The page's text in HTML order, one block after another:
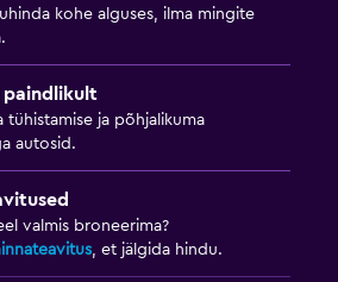
kohe alguses, ilma mingite
paindlikult
tühistamise ja põhjalikuma
autosid.
valmis broneerima?
, et jälgida hindu.